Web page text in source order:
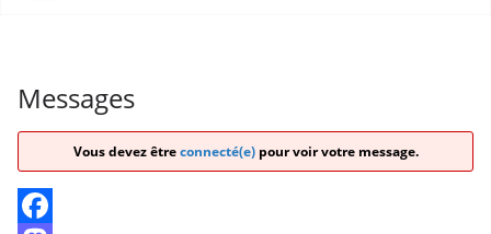
Messages
Vous devez êtreconnecté(e)pour voir votre message.